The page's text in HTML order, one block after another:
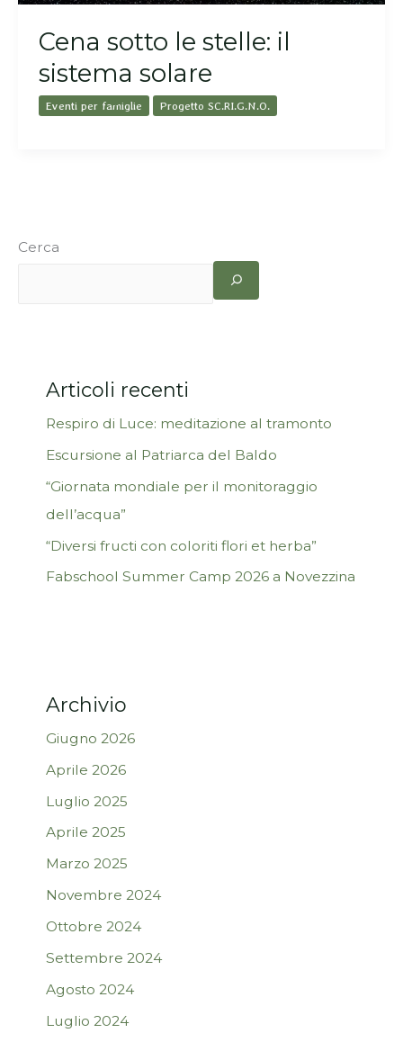
Cena sotto le stelle: il
sistema solare
Eventi per famiglie Progetto SC.RI.G.N.O.
Cerca
Articoli recenti
Respiro di Luce: meditazione al tramonto
Escursione al Patriarca del Baldo
“Giornata mondiale per il monitoraggio
dell’acqua”
“Diversi fructi con coloriti flori et herba”
Fabschool Summer Camp 2026 a Novezzina
Archivio
Giugno 2026
Aprile 2026
Luglio 2025
Aprile 2025
Marzo 2025
Novembre 2024
Ottobre 2024
Settembre 2024
Agosto 2024
Luglio 2024